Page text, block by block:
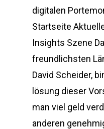
digitalen
Startseite
Insights Szene
freundlichsten
David Scheider,
lösung dieser
man viel geld
anderen